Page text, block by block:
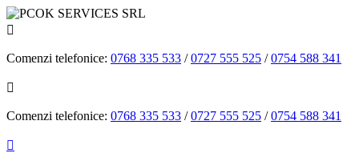

Comenzi telefonice: 0768 335 533 /0727 555 525 /0754 588 341

Comenzi telefonice: 0768 335 533 /0727 555 525 /0754 588 341
